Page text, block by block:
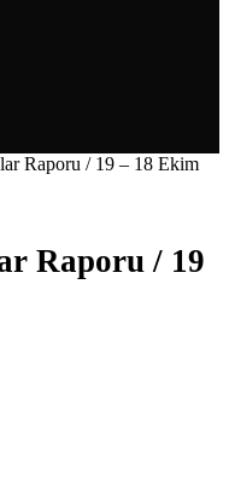
Raporu / 19 – 18 Ekim
Raporu / 19